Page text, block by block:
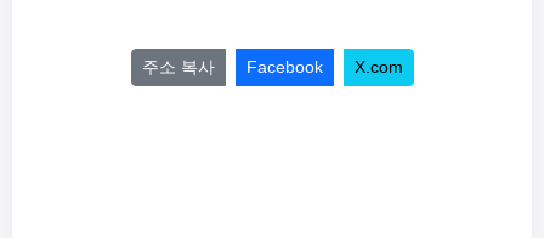
주소 복사 Facebook X.com